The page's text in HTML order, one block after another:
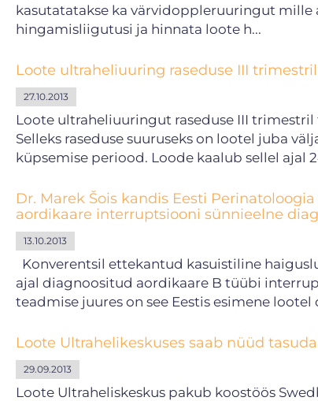
kasutatatakse ka värvidoppleruuringut
hingamisliigutusi ja hinnata loote h...
Loote ultraheliuuring raseduse III trimestril
27.10.2013
Loote ultraheliuuringut raseduse III trimestril
Selleks raseduse suuruseks on lootel juba
küpsemise periood. Loode kaalub
Dr. Marek Šois kandis Eesti
aordikaare interruptsiooni sünnieelne
13.10.2013
Konverentsil ettekantud kasuistiline
ajal diagnoositud aordikaare B tüübi
teadmise juures on see Eestis esimene
Loote Ultrahelikeskuses saab nüüd
29.09.2013
Loote Ultraheliskeskus pakub koostöös